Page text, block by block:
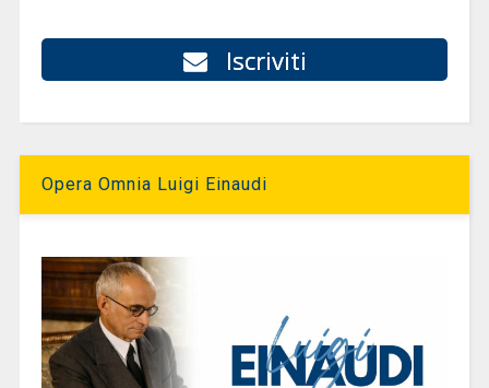
Iscriviti
Opera Omnia Luigi Einaudi